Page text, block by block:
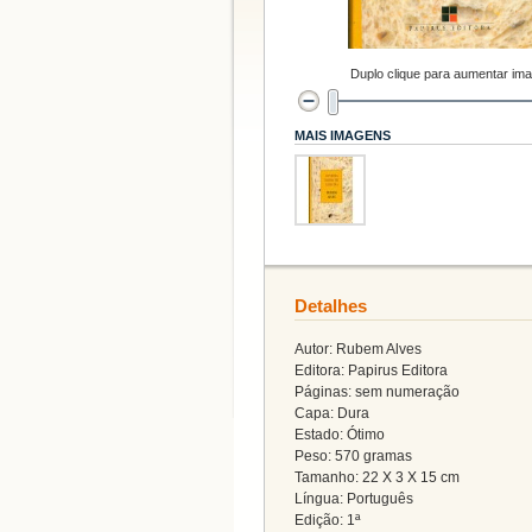
Duplo clique para aumentar
MAIS IMAGENS
Detalhes
Autor: Rubem Alves
Editora: Papirus Editora
Páginas: sem numeração
Capa: Dura
Estado: Ótimo
Peso: 570 gramas
Tamanho: 22 X 3 X 15 cm
Língua: Português
Edição: 1ª